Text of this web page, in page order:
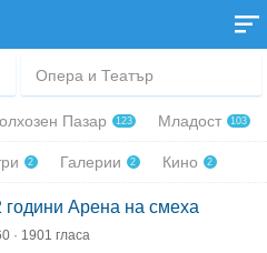
Опера и Театър
Пазар 123 Младост 103
2 Галерии 2 Кино 2
години Арена на смеха
· 1901 гласа